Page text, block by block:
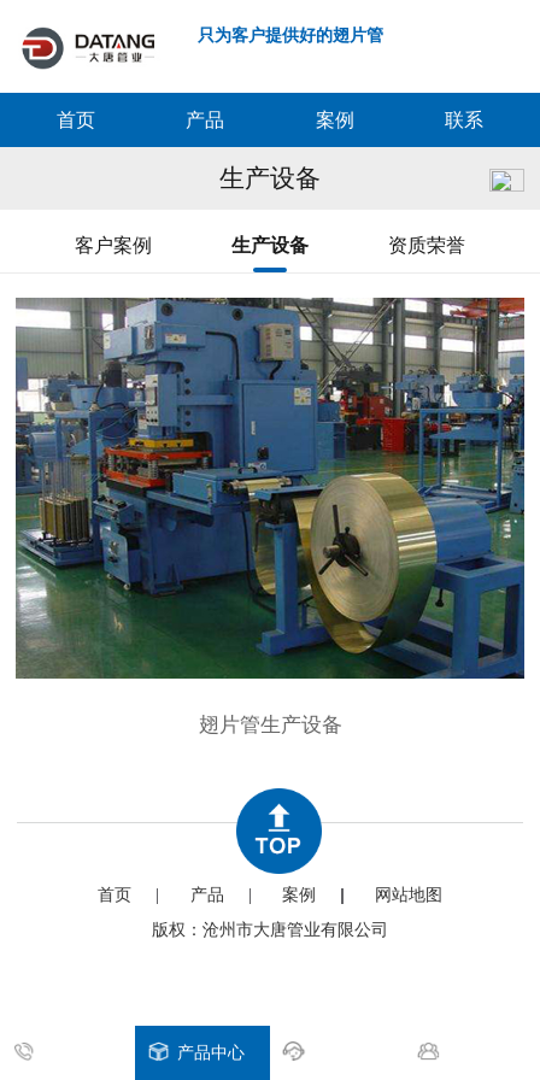
只为客户提供好的翅片管
首页 产品 案例 联系
生产设备
客户案例 生产设备 资质荣誉
翅片管生产设备
首页 产品 案例
网站地图
版权：沧州市大唐管业有限公司
产品中心